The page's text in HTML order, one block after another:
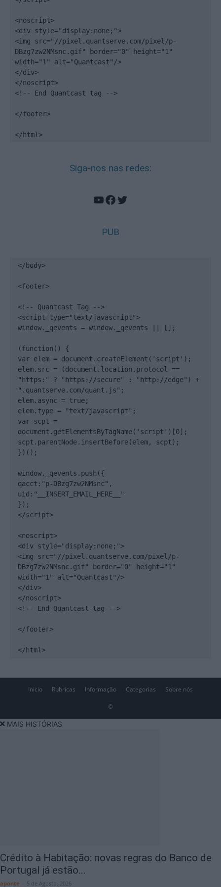
<noscript>
<div style="display:none;">
<img src="//pixel.quantserve.com/pixel/p-
DBzg7zw2NMsnc.gif" border="0" height="1"
width="1" alt="Quantcast"/>
</div>
</noscript>
<!-- End Quantcast tag -->
</footer>
</html>
Siga-nos nas redes:
YouTube
Facebook
Twitter
PUB
</body>
<footer>
<!-- Quantcast Tag -->
<script type="text/javascript">
window._qevents = window._qevents || [];
(function() {
var elem = document.createElement('script');
elem.src = (document.location.protocol ==
"https:" ? "https://secure" : "http://edge") +
".quantserve.com/quant.js";
elem.async = true;
elem.type = "text/javascript";
var scpt =
document.getElementsByTagName('script')[0];
scpt.parentNode.insertBefore(elem, scpt);
})();
window._qevents.push({
qacct:"p-DBzg7zw2NMsnc",
uid:"__INSERT_EMAIL_HERE__"
});
</script>
<noscript>
<div style="display:none;">
<img src="//pixel.quantserve.com/pixel/p-
DBzg7zw2NMsnc.gif" border="0" height="1"
width="1" alt="Quantcast"/>
</div>
</noscript>
<!-- End Quantcast tag -->
</footer>
</html>
Inicio Rubricas Informação Categorias Sobre nós
©
MAIS HISTÓRIAS
Crédito à Habitação: novas regras do Banco de
Portugal já estão...
aponte 5 de Agosto, 2026